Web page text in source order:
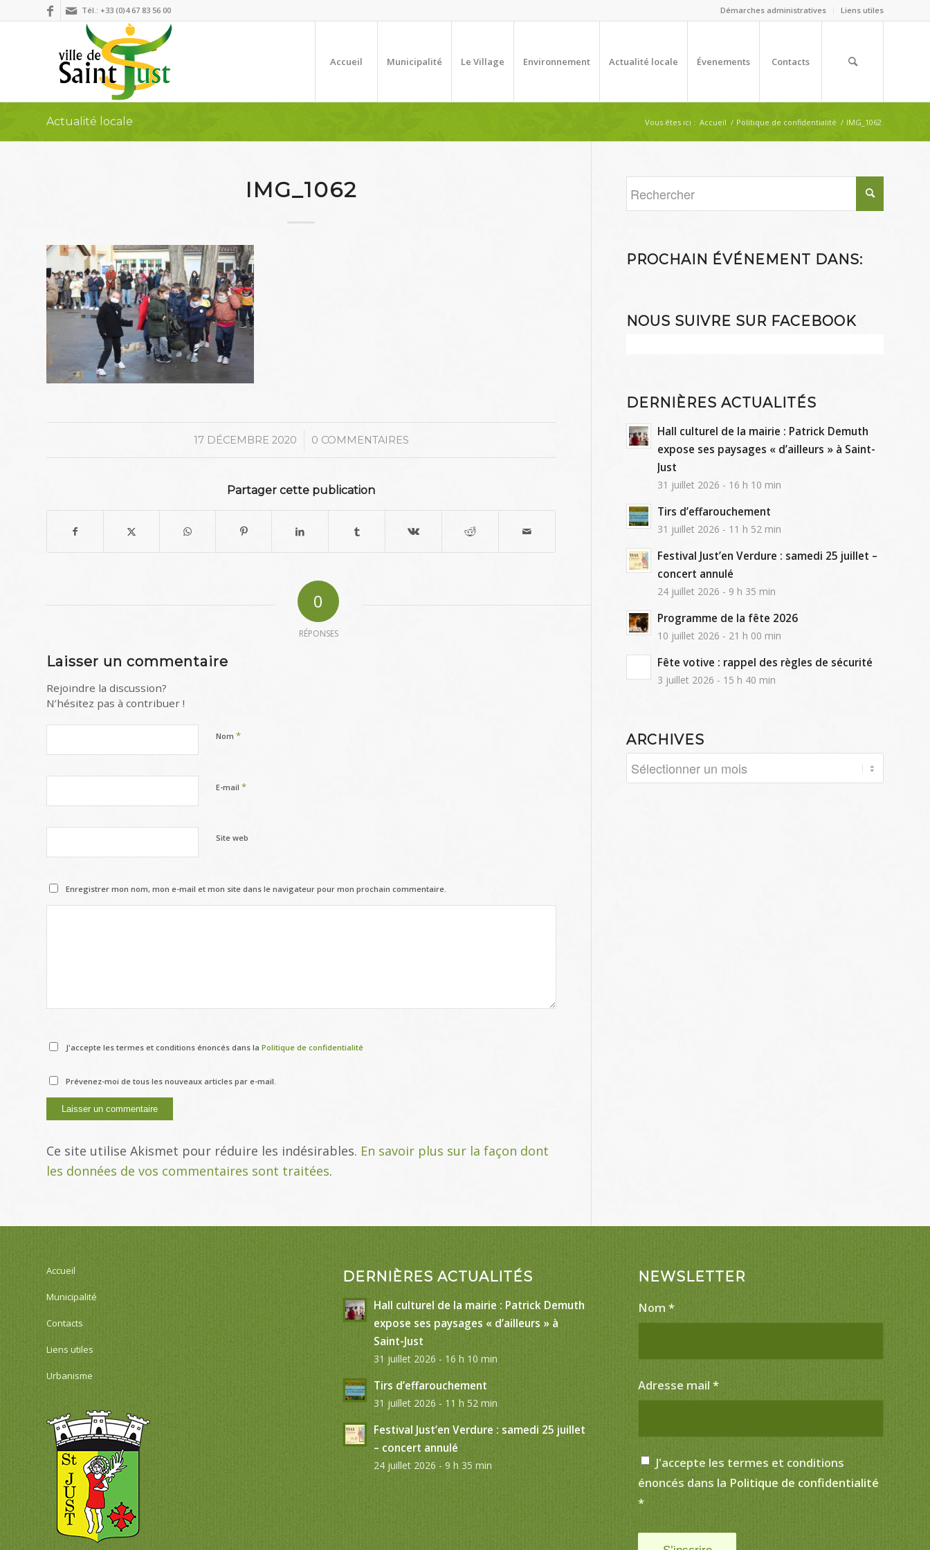
Démarches administratives Liens utiles
Tél.: +33 (0)4 67 83 56 00
Accueil Municipalité Le Village Environnement Actualité locale Évenements Contacts
Actualité locale Vous êtes ici : Accueil / Politique de confidentialité / IMG_1062
IMG_1062
17 DÉCEMBRE 2020
/ 0 COMMENTAIRES
Partager cette publication
0
RÉPONSES
Laisser un commentaire
Rejoindre la discussion?
N’hésitez pas à contribuer !
Nom *
E-mail *
Site web
Enregistrer mon nom, mon e-mail et mon site dans le navigateur pour mon prochain commentaire.
J'accepte les termes et conditions énoncés dans la Politique de confidentialité
Prévenez-moi de tous les nouveaux articles par e-mail.
Ce site utilise Akismet pour réduire les indésirables. En savoir plus sur la façon dont
les données de vos commentaires sont traitées.
PROCHAIN ÉVÉNEMENT DANS:
NOUS SUIVRE SUR FACEBOOK
DERNIÈRES ACTUALITÉS
Hall culturel de la mairie : Patrick Demuth
expose ses paysages « d’ailleurs » à Saint-
Just
31 juillet 2026 - 16 h 10 min
Tirs d’effarouchement
31 juillet 2026 - 11 h 52 min
Festival Just’en Verdure : samedi 25 juillet –
concert annulé
24 juillet 2026 - 9 h 35 min
Programme de la fête 2026
10 juillet 2026 - 21 h 00 min
Fête votive : rappel des règles de sécurité
3 juillet 2026 - 15 h 40 min
ARCHIVES
Accueil
Municipalité
Contacts
Liens utiles
Urbanisme
DERNIÈRES ACTUALITÉS
Hall culturel de la mairie : Patrick Demuth
expose ses paysages « d’ailleurs » à
Saint-Just
31 juillet 2026 - 16 h 10 min
Tirs d’effarouchement
31 juillet 2026 - 11 h 52 min
Festival Just’en Verdure : samedi 25 juillet
– concert annulé
24 juillet 2026 - 9 h 35 min
NEWSLETTER
Nom*
Adresse mail*
J'accepte les termes et conditions
énoncés dans la Politique de confidentialité
*